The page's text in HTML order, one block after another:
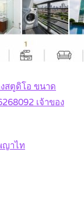
สตูดิโอ ขนาด
เจ้าของ
ญาไท